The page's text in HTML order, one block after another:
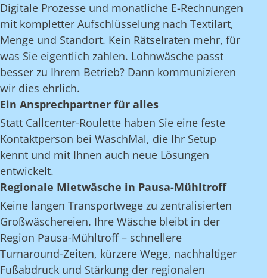
Digitale Prozesse und monatliche E-Rechnungen
mit kompletter Aufschlüsselung nach Textilart,
Menge und Standort. Kein Rätselraten mehr, für
was Sie eigentlich zahlen. Lohnwäsche passt
besser zu Ihrem Betrieb? Dann kommunizieren
wir dies ehrlich.
Ein Ansprechpartner für alles
Statt Callcenter-Roulette haben Sie eine feste
Kontaktperson bei WaschMal, die Ihr Setup
kennt und mit Ihnen auch neue Lösungen
entwickelt.
Regionale Mietwäsche in Pausa-Mühltroff
Keine langen Transportwege zu zentralisierten
Großwäschereien. Ihre Wäsche bleibt in der
Region Pausa-Mühltroff – schnellere
Turnaround-Zeiten, kürzere Wege, nachhaltiger
Fußabdruck und Stärkung der regionalen